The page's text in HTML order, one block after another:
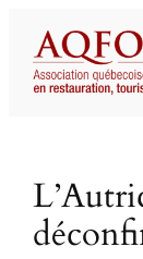
contenu